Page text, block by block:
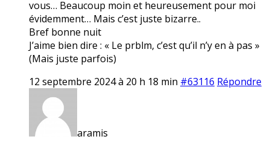
vous… Beaucoup moin et heureusement pour moi
évidemment… Mais c’est juste bizarre..
Bref bonne nuit
J’aime bien dire : « Le prblm, c’est qu’il n’y en à pas »
(Mais juste parfois)
12 septembre 2024 à 20 h 18 min #63116 Répondre
aramis